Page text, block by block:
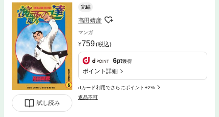
試し読み
完結
高田靖彦
マンガ
759(税込)
6pt獲得
ポイント詳細
dカード利用でさらにポイント+2%
返品不可